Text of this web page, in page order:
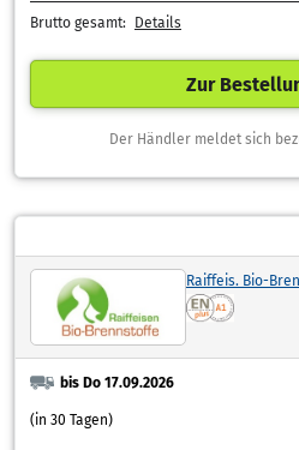
Brutto gesamt: Details
Zur
Der Händler meldet sich
Raiffeis. Bio-
bis Do 17.09.2026
(in 30 Tagen)